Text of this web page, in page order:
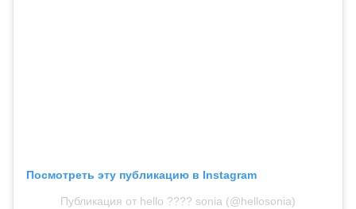
Посмотреть эту публикацию в Instagram
Публикация от hello ???? sonia (@hellosonia)